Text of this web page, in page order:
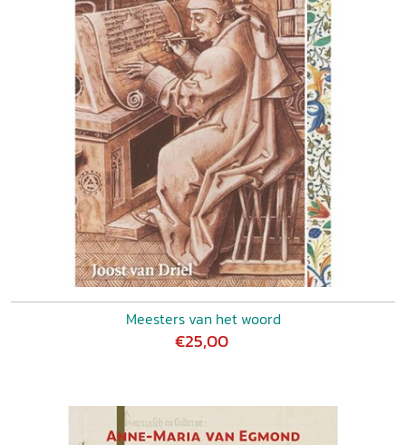
Meesters van het woord
€25,00